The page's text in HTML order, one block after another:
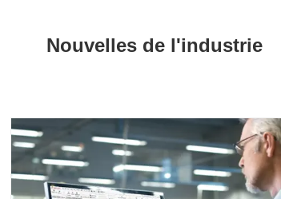
Nouvelles de l'industrie